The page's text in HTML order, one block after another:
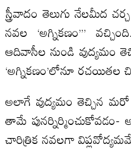
స్త్రీవాదం తెలుగు నేలమీద
నవల ‘అగ్నికణం’”
ఆదివాసీల నుండి వుద్యమం
‘అగ్నికణం’లోనూ రచయితల
అలాగే వుద్యమం తెచ్చిన
తామే
చారిత్రిక నవలగా